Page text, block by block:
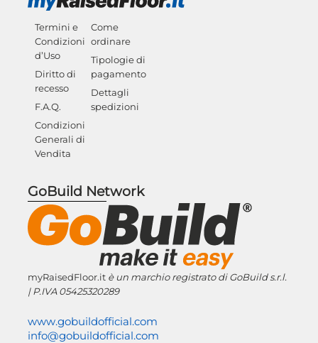
Termini e
Condizioni
d’Uso
Diritto di
recesso
F.A.Q.
Condizioni
Generali di
Vendita
Come
ordinare
Tipologie di
pagamento
Dettagli
spedizioni
GoBuild Network
myRaisedFloor.it è un marchio registratodi GoBuild s.r.l.
| P.IVA 05425320289
www.gobuildofficial.com
info@gobuildofficial.com